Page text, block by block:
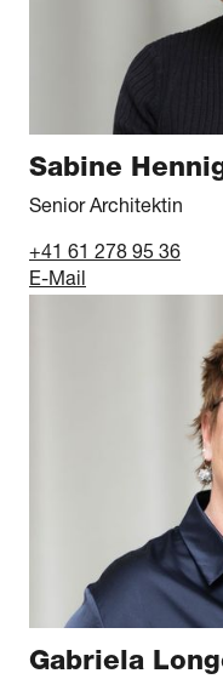
Sabine
Senior Architektin
+41 61 278 95 36
E-Mail
Gabriela